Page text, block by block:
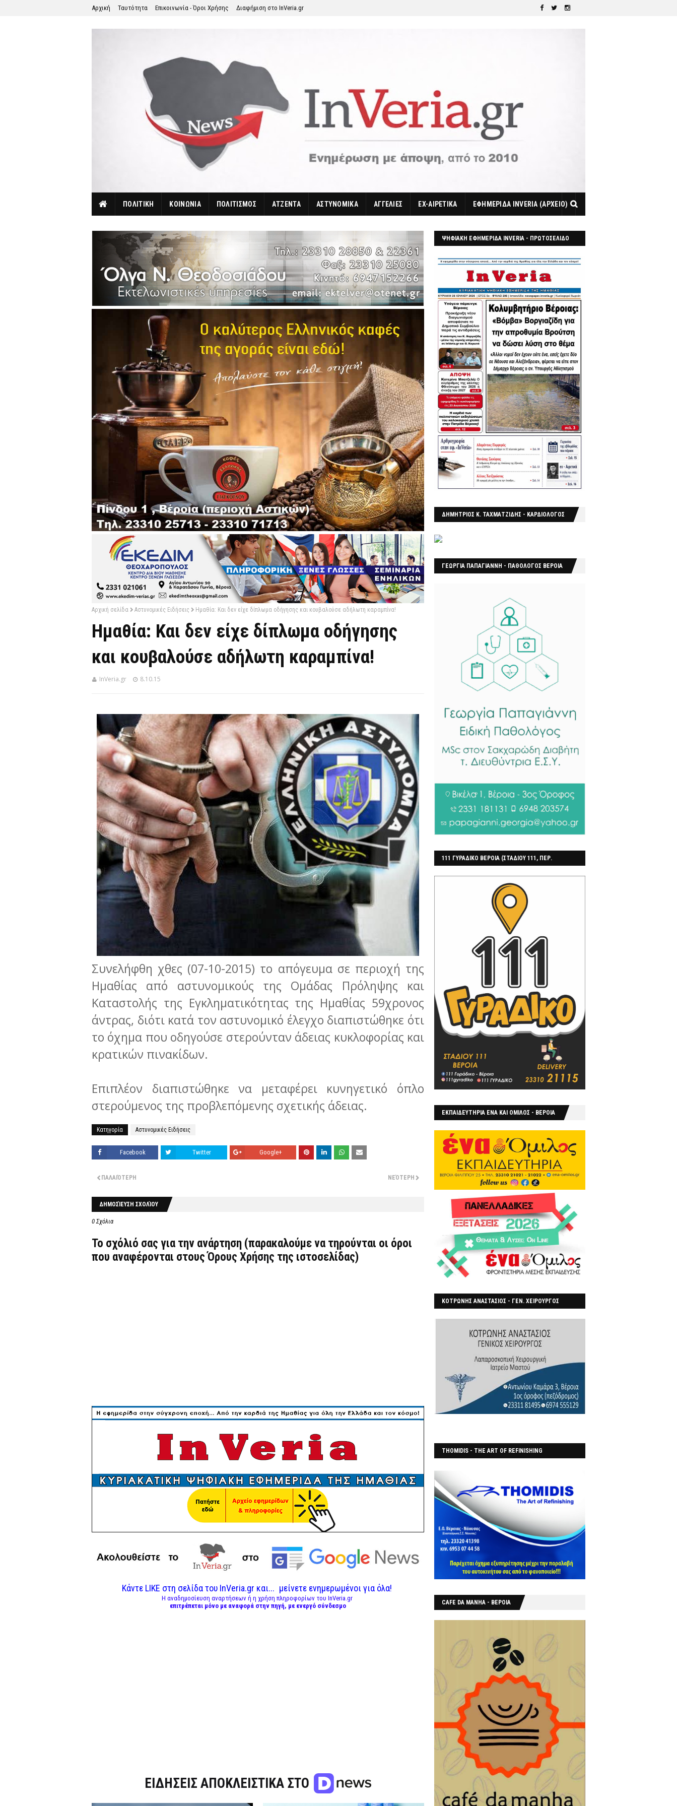
Αρχική Ταυτότητα Επικοινωνία - Όροι Χρήσης Διαφήμιση στο InVeria.gr
ΠΟΛΙΤΙΚΗ ΚΟΙΝΩΝΙΑ ΠΟΛΙΤΙΣΜΟΣ ΑΤΖΕΝΤΑ ΑΣΤΥΝΟΜΙΚΑ ΑΓΓΕΛΙΕΣ EX-ΑΙΡΕΤΙΚΑ ΕΦΗΜΕΡΙΔΑ INVERIA (ΑΡΧΕΙΟ)
Αρχική σελίδα Αστυνομικές Ειδήσεις Ημαθία: Και δεν είχε δίπλωμα οδήγησης και κουβαλούσε αδήλωτη καραμπίνα!
Ημαθία: Και δεν είχε δίπλωμα οδήγησης
και κουβαλούσε αδήλωτη καραμπίνα!
InVeria.gr 8.10.15
Συνελήφθη χθες (07-10-2015) το απόγευμα σε περιοχή της
Ημαθίας από αστυνομικούς της Ομάδας Πρόληψης και
Καταστολής της Εγκληματικότητας της Ημαθίας 59χρονος
άντρας, διότι κατά τον αστυνομικό έλεγχο διαπιστώθηκε ότι
το όχημα που οδηγούσε στερούνταν άδειας κυκλοφορίας και
κρατικών πινακίδων.
Επιπλέον διαπιστώθηκε να μεταφέρει κυνηγετικό όπλο
στερούμενος της προβλεπόμενης σχετικής άδειας.
Κατηγορία Αστυνομικές Ειδήσεις
Facebook Twitter Google+
ΝΕΌΤΕΡΗ
ΠΑΛΑΙΌΤΕΡΗ
ΔΗΜΟΣΊΕΥΣΗ ΣΧΟΛΊΟΥ
0 Σχόλια
Το σχόλιό σας για την ανάρτηση (παρακαλούμε να τηρούνται οι όροι
που αναφέρονται στουςΌρους Χρήσης της ιστοσελίδας)
Κάντε LIKE στη σελίδα του InVeria.gr και... μείνετε ενημερωμένοι για όλα!
Η αναδημοσίευση αναρτήσεων ή η χρήση πληροφορίων του InVeria.gr
επιτρέπεται μόνο με αναφορά στην πηγή, με ενεργό σύνδεσμο
ΕΙΔΗΣΕΙΣ ΑΠΟΚΛΕΙΣΤΙΚΑ ΣΤΟ
ΨΗΦΙΑΚΗ ΕΦΗΜΕΡΙΔΑ INVERIA - ΠΡΩΤΟΣΕΛΙΔΟ
ΔΗΜΗΤΡΙΟΣ Κ. ΤΑΧΜΑΤΖΙΔΗΣ - ΚΑΡΔΙΟΛΟΓΟΣ
ΓΕΩΡΓΙΑ ΠΑΠΑΓΙΑΝΝΗ - ΠΑΘΟΛΟΓΟΣ ΒΕΡΟΙΑ
111 ΓΥΡΑΔΙΚΟ ΒΕΡΟΙΑ (ΣΤΑΔΙΟΥ 111, ΠΕΡ.
ΕΚΠΑΙΔΕΥΤΗΡΙΑ ΕΝΑ ΚΑΙ ΟΜΙΛΟΣ - ΒΕΡΟΙΑ
ΚΟΤΡΩΝΗΣ ΑΝΑΣΤΑΣΙΟΣ - ΓΕΝ. ΧΕΙΡΟΥΡΓΟΣ
THOMIDIS - THE ART OF REFINISHING
CAFE DA MANHA - ΒΕΡΟΙΑ